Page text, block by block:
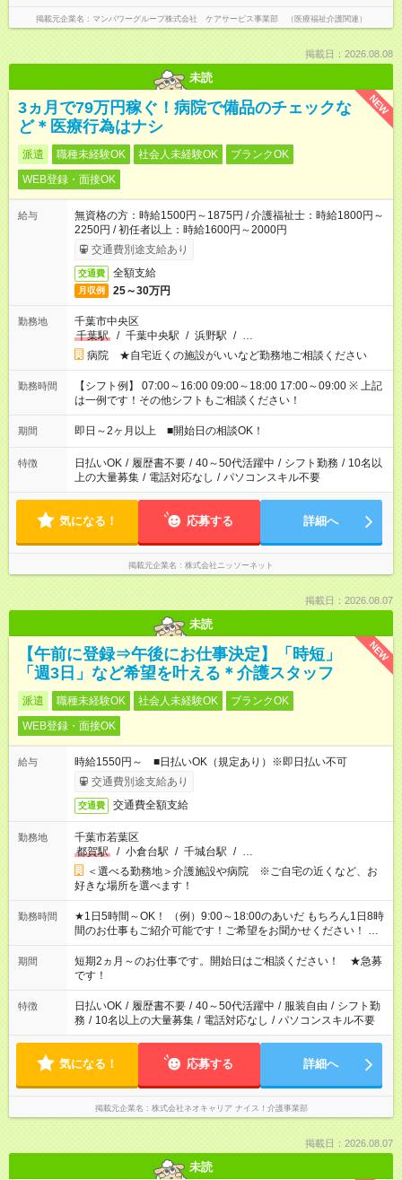
掲載元企業名 マンパワーグループ株式会社 ケアサービス事業部 （医療福祉介護関連）
掲載日：2026.08.08
未読
NEW
3ヵ月で79万円稼ぐ！病院で備品のチェックな
ど＊医療行為はナシ
派遣 職種未経験OK 社会人未経験OK
ブランクOK
WEB登録・面接OK
給与
無資格の方：時給1500円～1875円 / 介護福祉士：時給1800円～
2250円 / 初任者以上：時給1600円～2000円
交通費別途支給あり
交通費 全額支給
月収例 25～30万円
勤務地
千葉市中央区
千葉駅
/ 千葉中央駅 / 浜野駅 / …
病院 ★自宅近くの施設がいいなど勤務地ご相談ください
勤務時間
【シフト例】 07:00～16:00 09:00～18:00 17:00～09:00 ※ 上記
は一例です！その他シフトもご相談ください！
期間 即日～2ヶ月以上 ■開始日の相談OK！
特徴 日払いOK / 履歴書不要 / 40～50代活躍中 / シフト勤務 / 10名以
上の大量募集 / 電話対応なし / パソコンスキル不要
気になる！ 応募する 詳細へ
掲載元企業名 株式会社ニッソーネット
掲載日：2026.08.07
未読
NEW
【午前に登録⇒午後にお仕事決定】「時短」
「週3日」など希望を叶える＊介護スタッフ
派遣 職種未経験OK 社会人未経験OK
ブランクOK
WEB登録・面接OK
給与
時給1550円～ ■日払いOK（規定あり）※即日払い不可
交通費別途支給あり
交通費 交通費全額支給
勤務地
千葉市若葉区
都賀駅
/ 小倉台駅 / 千城台駅 / …
＜選べる勤務地＞介護施設や病院 ※ご自宅の近くなど、お
好きな場所を選べます！
勤務時間
★1日5時間～OK！ （例）9:00～18:00のあいだ もちろん1日8時
間のお仕事もご紹介可能です！ご希望をお聞かせください！ ※
週最低15時間以上の勤務が必要です
期間
短期2ヵ月～のお仕事です。開始日はご相談ください！ ★急募
です！
特徴 日払いOK / 履歴書不要 / 40～50代活躍中 / 服装自由 / シフト勤
務 / 10名以上の大量募集 / 電話対応なし / パソコンスキル不要
気になる！ 応募する 詳細へ
掲載元企業名 株式会社ネオキャリア ナイス！介護事業部
掲載日：2026.08.07
未読